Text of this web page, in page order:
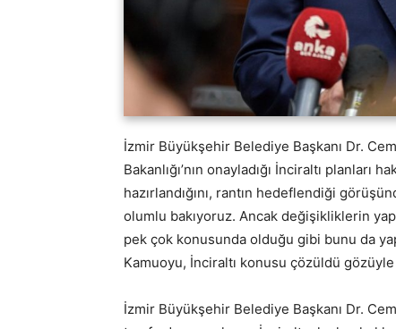
İzmir Büyükşehir Belediye Başkanı Dr.
Bakanlığı’nın onayladığı İnciraltı
hazırlandığını, rantın hedeflendiği
olumlu bakıyoruz. Ancak değişikliklerin
pek çok konusunda olduğu gibi bunu da
Kamuoyu, İnciraltı konusu çözüldü
İzmir Büyükşehir Belediye Başkanı Dr.